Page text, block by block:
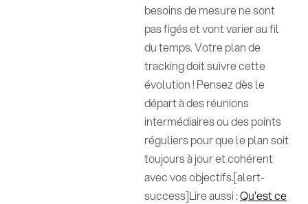
besoins de mesure ne sont
pas figés et vont varier au fil
du temps. Votre plan de
tracking doit suivre cette
évolution ! Pensez dès le
départ à des réunions
intermédiaires ou des points
réguliers pour que le plan soit
toujours à jour et cohérent
avec vos objectifs.[alert-
success]Lire aussi :Qu'est ce